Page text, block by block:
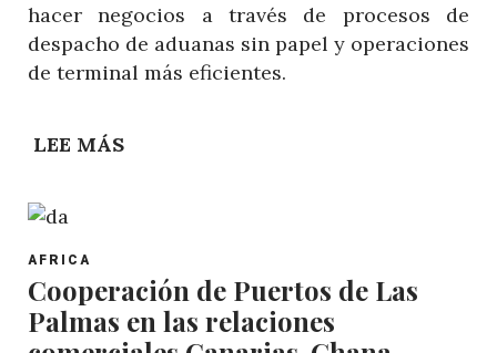
hacer negocios a través de procesos de
despacho de aduanas sin papel y operaciones
de terminal más eficientes.
LEE MÁS
DIGITALIZACIÓN
Y
AUTOMATIZACIÓN
POST
AFRICA
Cooperación de Puertos de Las
Palmas en las relaciones